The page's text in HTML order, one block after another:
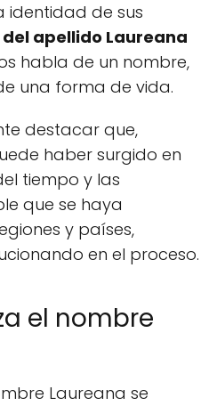
identidad de sus
del apellido Laureana
habla de un nombre,
una forma de vida.
destacar que,
haber surgido en
tiempo y las
que se haya
y países,
en el proceso.
el nombre
Laureana se